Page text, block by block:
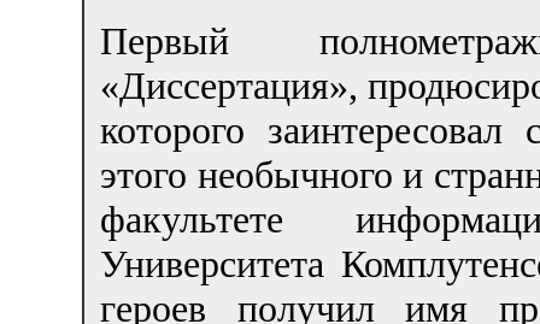
Первый
«Диссертация»,
которого
этого необычного и
факультете
Университета
героев получил имя